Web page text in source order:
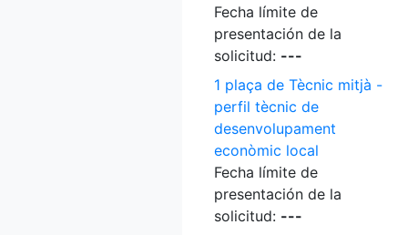
Fecha límite de
presentación de la
solicitud: ---
1 plaça de Tècnic mitjà -
perfil tècnic de
desenvolupament
econòmic local
Fecha límite de
presentación de la
solicitud: ---